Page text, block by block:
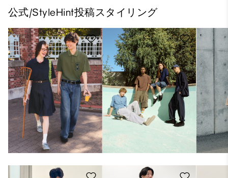
公式/StyleHint投稿スタイリング